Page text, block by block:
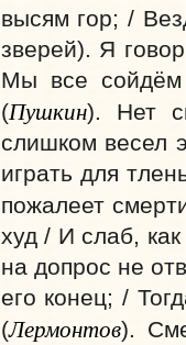
высям гор; /
зверей). Я
Мы все
(Пушкин). Нет
слишком весел
играть для
пожалеет
худ / И слаб,
на допрос не
его конец; /
(Лермонтов).